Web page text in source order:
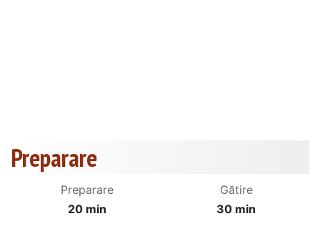
Preparare
Preparare
20 min
Gătire
30 min